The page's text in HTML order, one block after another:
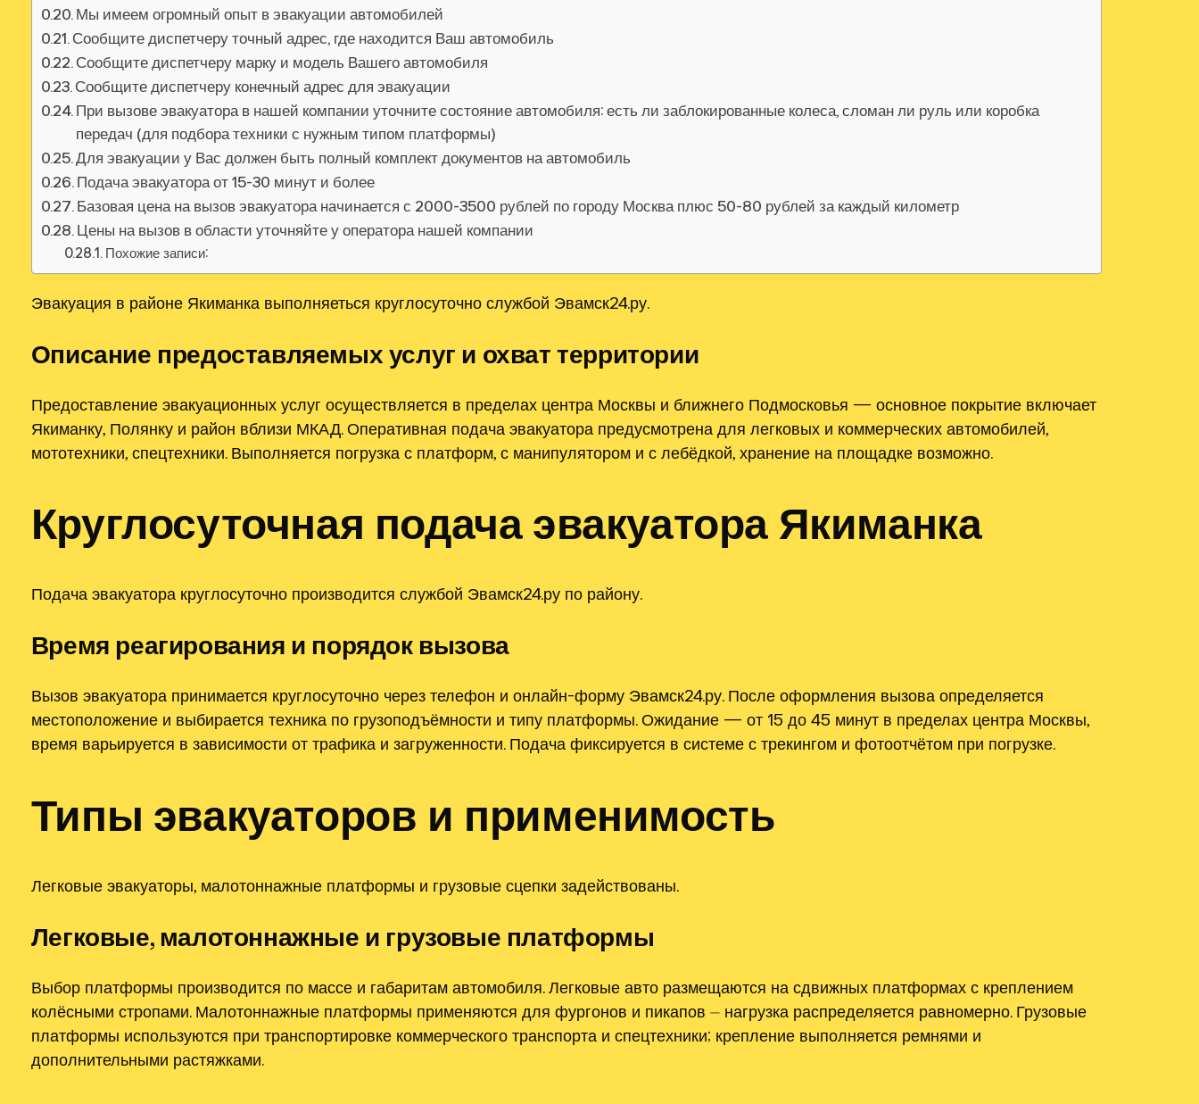
Мы имеем огромный опыт в эвакуации автомобилей
Сообщите диспетчеру точный адрес, где находится Ваш автомобиль
Сообщите диспетчеру марку и модель Вашего автомобиля
Сообщите диспетчеру конечный адрес для эвакуации
При вызове эвакуатора в нашей компании уточните состояние автомобиля: есть ли заблокированные колеса, сломан ли руль или коробка
передач (для подбора техники с нужным типом платформы)
Для эвакуации у Вас должен быть полный комплект документов на автомобиль
Подача эвакуатора от 15-30 минут и более
Базовая цена на вызов эвакуатора начинается с 2000-3500 рублей по городу Москва плюс 50-80 рублей за каждый километр
Цены на вызов в области уточняйте у оператора нашей компании
Похожие записи:
Эвакуация в районе Якиманка выполняеться круглосуточно службой Эвамск24.ру.
Описание предоставляемых услуг и охват территории
Предоставление эвакуационных услуг осуществляется в пределах центра Москвы и ближнего Подмосковья — основное покрытие включает
Якиманку, Полянку и район вблизи МКАД. Оперативная подача эвакуатора предусмотрена для легковых и коммерческих автомобилей,
мототехники, спецтехники. Выполняется погрузка с платформ, с манипулятором и с лебёдкой, хранение на площадке возможно.
Круглосуточная подача эвакуатора Якиманка
Подача эвакуатора круглосуточно производится службой Эвамск24.ру по району.
Время реагирования и порядок вызова
Вызов эвакуатора принимается круглосуточно через телефон и онлайн-форму Эвамск24.ру. После оформления вызова определяется
местоположение и выбирается техника по грузоподъёмности и типу платформы. Ожидание — от 15 до 45 минут в пределах центра Москвы,
время варьируется в зависимости от трафика и загруженности. Подача фиксируется в системе с трекингом и фотоотчётом при погрузке.
Типы эвакуаторов и применимость
Легковые эвакуаторы, малотоннажные платформы и грузовые сцепки задействованы.
Легковые, малотоннажные и грузовые платформы
Выбор платформы производится по массе и габаритам автомобиля. Легковые авто размещаются на сдвижных платформах с креплением
колёсными стропами. Малотоннажные платформы применяются для фургонов и пикапов ⏤ нагрузка распределяется равномерно. Грузовые
платформы используются при транспортировке коммерческого транспорта и спецтехники; крепление выполняется ремнями и
дополнительными растяжками.